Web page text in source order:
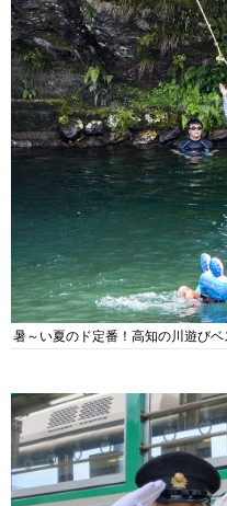
暑～い夏のド定番！高知の川遊び